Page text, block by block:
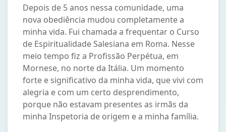
Depois de 5 anos nessa comunidade, uma
nova obediência mudou completamente a
minha vida. Fui chamada a frequentar o Curso
de Espiritualidade Salesiana em Roma. Nesse
meio tempo fiz a Profissão Perpétua, em
Mornese, no norte da Itália. Um momento
forte e significativo da minha vida, que vivi com
alegria e com um certo desprendimento,
porque não estavam presentes as irmãs da
minha Inspetoria de origem e a minha família.